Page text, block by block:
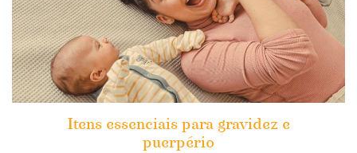
Itens essenciais para gravidez e
puerpério